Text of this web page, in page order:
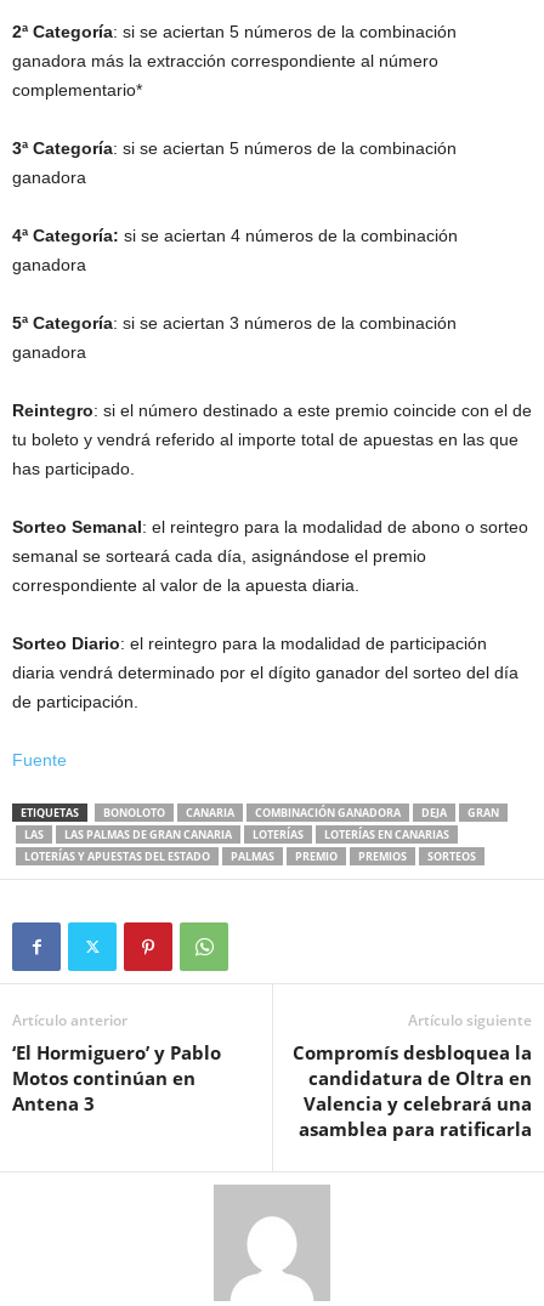
2ª Categoría: si se aciertan 5 números de la combinación
ganadora más la extracción correspondiente al número
complementario*
3ª Categoría: si se aciertan 5 números de la combinación
ganadora
4ª Categoría: si se aciertan 4 números de la combinación
ganadora
5ª Categoría: si se aciertan 3 números de la combinación
ganadora
Reintegro: si el número destinado a este premio coincide con el de
tu boleto y vendrá referido al importe total de apuestas en las que
has participado.
Sorteo Semanal: el reintegro para la modalidad de abono o sorteo
semanal se sorteará cada día, asignándose el premio
correspondiente al valor de la apuesta diaria.
Sorteo Diario: el reintegro para la modalidad de participación
diaria vendrá determinado por el dígito ganador del sorteo del día
de participación.
Fuente
ETIQUETAS BONOLOTO CANARIA COMBINACIÓN GANADORA DEJA
GRAN
LAS
LAS PALMAS DE GRAN CANARIA LOTERÍAS
LOTERÍAS EN CANARIAS
LOTERÍAS Y APUESTAS DEL ESTADO
PALMAS PREMIO PREMIOS SORTEOS
Artículo anterior
‘El Hormiguero’ y Pablo
Motos continúan en
Antena 3
Artículo siguiente
Compromís desbloquea la
candidatura de Oltra en
Valencia y celebrará una
asamblea para ratificarla